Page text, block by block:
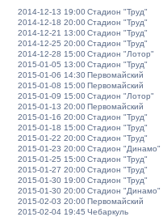
2014-12-13 19:00Стадион "Труд"
2014-12-18 20:00Стадион "Труд"
2014-12-21 13:00Стадион "Труд"
2014-12-25 20:00Стадион "Труд"
2014-12-28 15:00Стадион "Лотор"
2015-01-05 13:00Стадион "Труд"
2015-01-06 14:30Первомайский
2015-01-08 15:00Первомайский
2015-01-09 15:00Стадион "Лотор"
2015-01-13 20:00Первомайский
2015-01-16 20:00Стадион "Труд"
2015-01-18 15:00Стадион "Труд"
2015-01-22 20:00Стадион "Труд"
2015-01-23 20:00Стадион "Динамо"
2015-01-25 15:00Стадион "Труд"
2015-01-27 20:00Стадион "Труд"
2015-01-30 19:00Стадион "Труд"
2015-01-30 20:00Стадион "Динамо"
2015-02-03 20:00Первомайский
2015-02-04 19:45 Чебаркуль